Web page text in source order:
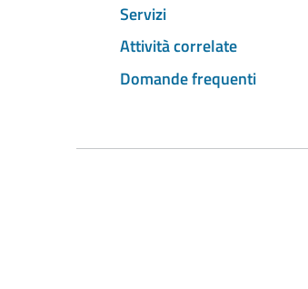
Servizi
Attività correlate
Domande frequenti